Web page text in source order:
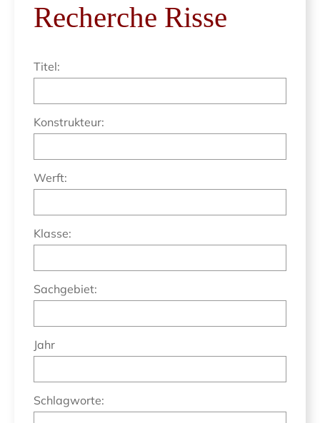
Recherche Risse
Titel:
Konstrukteur:
Werft:
Klasse:
Sachgebiet:
Jahr
Schlagworte: